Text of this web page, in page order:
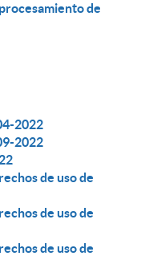
de
2022
2022
de uso de
de uso de
de uso de